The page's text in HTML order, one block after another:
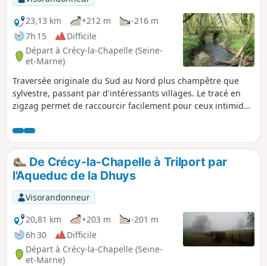
23,13 km
+212 m
-216 m
7h 15
Difficile
Départ à Crécy-la-Chapelle (Seine-
et-Marne)
Traversée originale du Sud au Nord plus champêtre que
sylvestre, passant par d'intéressants villages. Le tracé en
zigzag permet de raccourcir facilement pour ceux intimidés
couper du point au point , ce qui permet de visiter tous les
villages du parcours, en descendant en-dessous des 20 km.
Seule la section de l'aqueduc serait alors laissée de côté.Le
départ et l'arrivée sont accessibles en bus depuis la gare
RER-TGV de Chessy-Marne-la-Vallée, ou en train.
De Crécy-la-Chapelle à Trilport par
l'Aqueduc de la Dhuys
Visorandonneur
20,81 km
+203 m
-201 m
6h 30
Difficile
Départ à Crécy-la-Chapelle (Seine-
et-Marne)